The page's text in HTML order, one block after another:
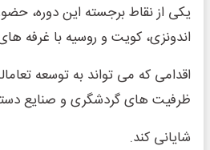
یکی از نقاط برجسته این دوره،
اندونزی، کویت و روسیه با غرفه
اقدامی که می تواند به توسعه
ظرفیت های گردشگری و صنایع
شایانی کند.